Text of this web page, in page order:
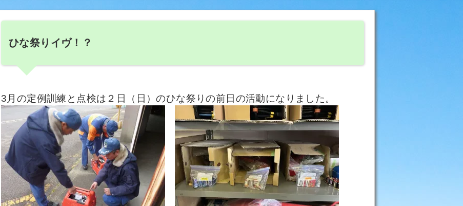
ひな祭りイヴ！？
3月の定例訓練と点検は２日（日）のひな祭りの前日の活動になりました。